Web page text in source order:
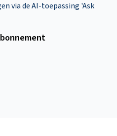
via de AI-toepassing 'Ask